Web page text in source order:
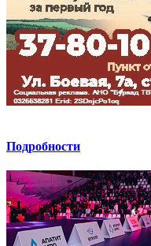
Подробности